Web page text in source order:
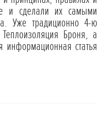
и сделали их самыми
Уже традиционно 4-ю
Броня, а
информационная статья